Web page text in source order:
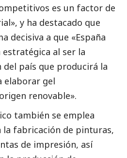
es un factor de
y ha destacado que
decisiva a que «España
al ser la
país que producirá la
elaborar gel
renovable».
también se emplea
la fabricación de pinturas,
de impresión, así